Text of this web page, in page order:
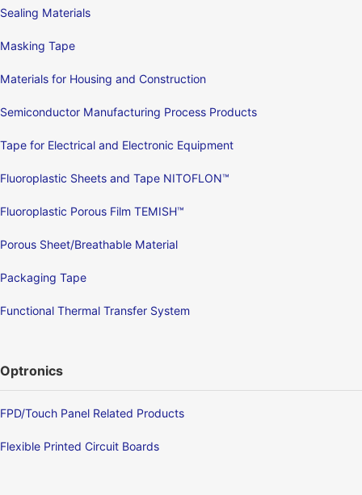
Sealing Materials
Masking Tape
Materials for Housing and Construction
Semiconductor Manufacturing Process Products
Tape for Electrical and Electronic Equipment
Fluoroplastic Sheets and Tape NITOFLON™
Fluoroplastic Porous Film TEMISH™
Porous Sheet/Breathable Material
Packaging Tape
Functional Thermal Transfer System
Optronics
FPD/Touch Panel Related Products
Flexible Printed Circuit Boards